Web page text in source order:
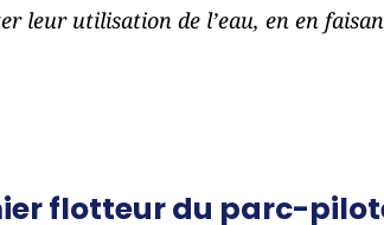
leur utilisation de l’eau, en en
flotteur du parc-